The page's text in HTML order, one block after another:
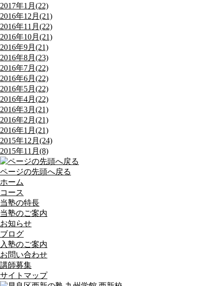
2017年1月(22)
2016年12月(21)
2016年11月(22)
2016年10月(21)
2016年9月(21)
2016年8月(23)
2016年7月(22)
2016年6月(22)
2016年5月(22)
2016年4月(22)
2016年3月(21)
2016年2月(21)
2016年1月(21)
2015年12月(24)
2015年11月(8)
ページの先頭へ戻る
ホーム
コース
当塾の特長
当塾のご案内
お知らせ
ブログ
入塾のご案内
お問い合わせ
講師募集
サイトマップ